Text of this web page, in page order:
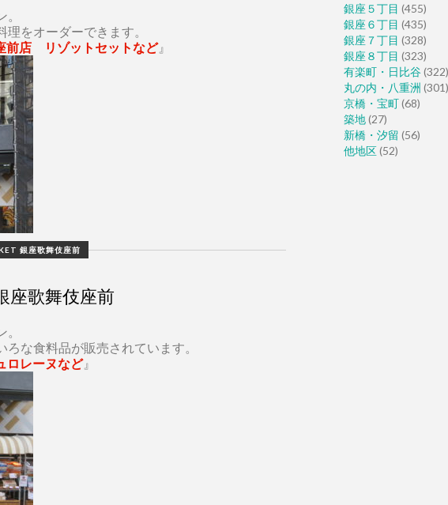
をオーダーできます。
前店 リゾットセットなど』
銀座歌舞伎座前
座歌舞伎座前
な食料品が販売されています。
レーヌなど』
銀座５丁目 (455)
銀座６丁目 (435)
銀座７丁目 (328)
銀座８丁目 (323)
有楽町・日比谷(322)
丸の内・八重洲 (301)
京橋・宝町(68)
築地(27)
新橋・汐留 (56)
他地区(52)